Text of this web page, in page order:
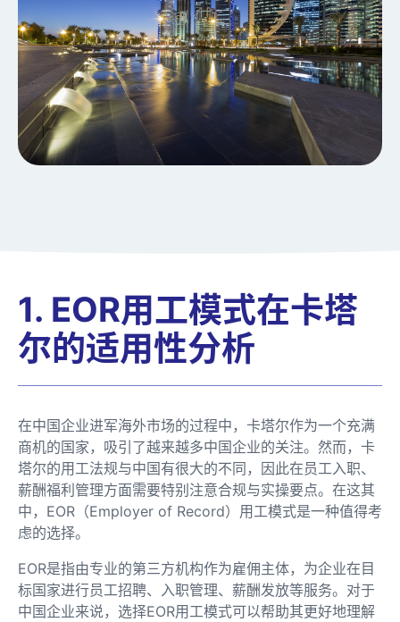
1. EOR用工模式在卡塔
尔的适用性分析
在中国企业进军海外市场的过程中，卡塔尔作为一个充满
商机的国家，吸引了越来越多中国企业的关注。然而，卡
塔尔的用工法规与中国有很大的不同，因此在员工入职、
薪酬福利管理方面需要特别注意合规与实操要点。在这其
中，EOR（Employer of Record）用工模式是一种值得考
虑的选择。
EOR是指由专业的第三方机构作为雇佣主体，为企业在目
标国家进行员工招聘、入职管理、薪酬发放等服务。对于
中国企业来说，选择EOR用工模式可以帮助其更好地理解